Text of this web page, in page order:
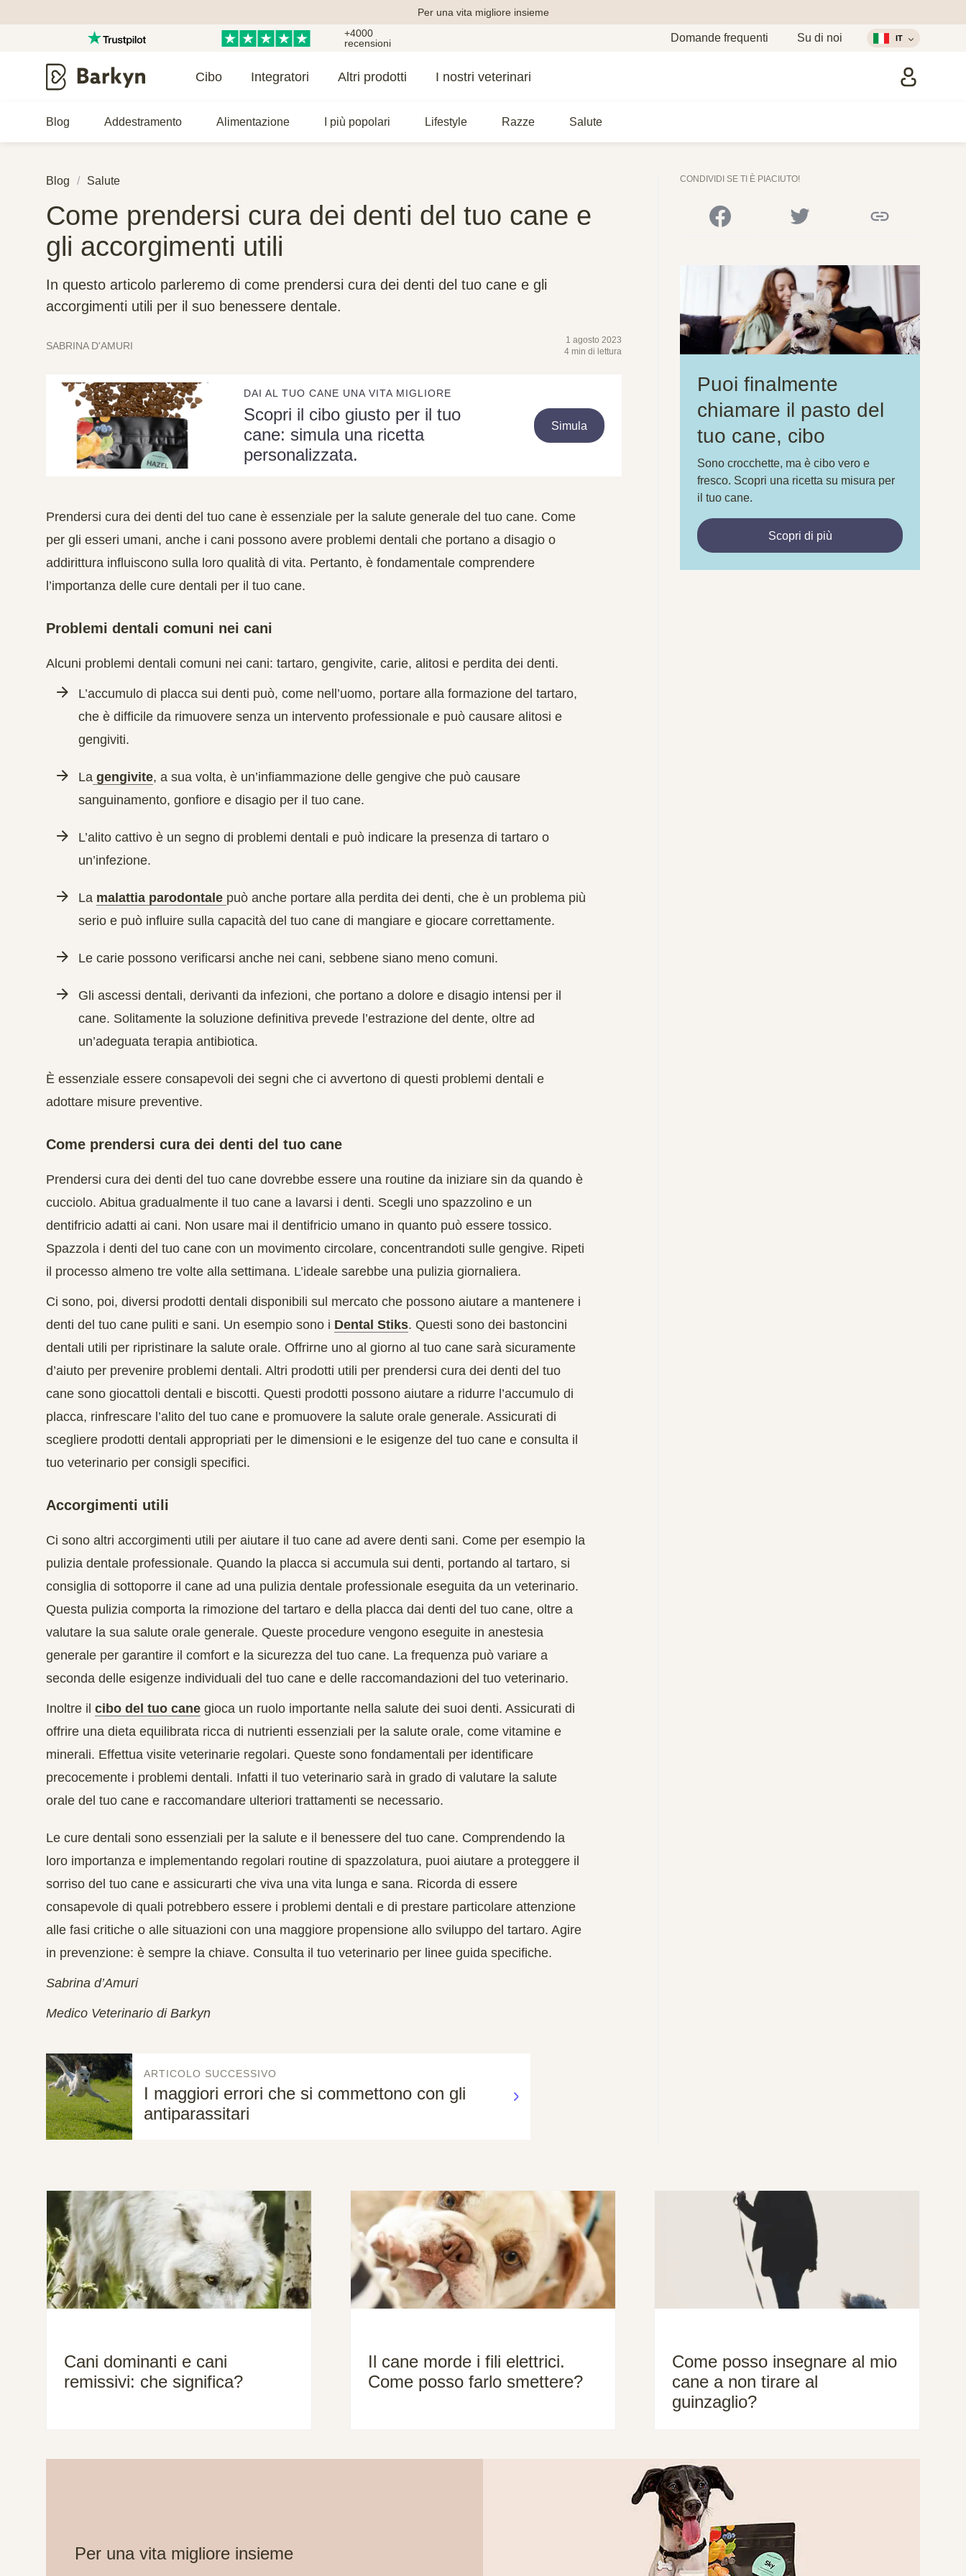
Per una vita migliore insieme
+4000
recensioni
Domande frequenti Su di noi IT
Cibo Integratori Altri prodotti I nostri veterinari
Blog Addestramento Alimentazione I più popolari Lifestyle Razze Salute
Blog Salute
Come prendersi cura dei denti del tuo cane e
gli accorgimenti utili
In questo articolo parleremo di come prendersi cura dei denti del tuo cane e gli
accorgimenti utili per il suo benessere dentale.
SABRINA D'AMURI
1 agosto 2023
4 min di lettura
DAI AL TUO CANE UNA VITA MIGLIORE
Scopri il cibo giusto per il tuo
cane: simula una ricetta
personalizzata.
Simula
Prendersi cura dei denti del tuo cane è essenziale per la salute generale del tuo cane. Come
per gli esseri umani, anche i cani possono avere problemi dentali che portano a disagio o
addirittura influiscono sulla loro qualità di vita. Pertanto, è fondamentale comprendere
l’importanza delle cure dentali per il tuo cane.
Problemi dentali comuni nei cani
Alcuni problemi dentali comuni nei cani: tartaro, gengivite, carie, alitosi e perdita dei denti.
L’accumulo di placca sui denti può, come nell’uomo, portare alla formazione del tartaro,
che è difficile da rimuovere senza un intervento professionale e può causare alitosi e
gengiviti.
La gengivite, a sua volta, è un’infiammazione delle gengive che può causare
sanguinamento, gonfiore e disagio per il tuo cane.
L’alito cattivo è un segno di problemi dentali e può indicare la presenza di tartaro o
un’infezione.
La malattia parodontale può anche portare alla perdita dei denti, che è un problema più
serio e può influire sulla capacità del tuo cane di mangiare e giocare correttamente.
Le carie possono verificarsi anche nei cani, sebbene siano meno comuni.
Gli ascessi dentali, derivanti da infezioni, che portano a dolore e disagio intensi per il
cane. Solitamente la soluzione definitiva prevede l’estrazione del dente, oltre ad
un’adeguata terapia antibiotica.
È essenziale essere consapevoli dei segni che ci avvertono di questi problemi dentali e
adottare misure preventive.
Come prendersi cura dei denti del tuo cane
Prendersi cura dei denti del tuo cane dovrebbe essere una routine da iniziare sin da quando è
cucciolo. Abitua gradualmente il tuo cane a lavarsi i denti. Scegli uno spazzolino e un
dentifricio adatti ai cani. Non usare mai il dentifricio umano in quanto può essere tossico.
Spazzola i denti del tuo cane con un movimento circolare, concentrandoti sulle gengive. Ripeti
il ​​processo almeno tre volte alla settimana. L’ideale sarebbe una pulizia giornaliera.
Ci sono, poi, diversi prodotti dentali disponibili sul mercato che possono aiutare a mantenere i
denti del tuo cane puliti e sani. Un esempio sono i Dental Stiks. Questi sono dei bastoncini
dentali utili per ripristinare la salute orale. Offrirne uno al giorno al tuo cane sarà sicuramente
d’aiuto per prevenire problemi dentali. Altri prodotti utili per prendersi cura dei denti del tuo
cane sono giocattoli dentali e biscotti. Questi prodotti possono aiutare a ridurre l’accumulo di
placca, rinfrescare l’alito del tuo cane e promuovere la salute orale generale. Assicurati di
scegliere prodotti dentali appropriati per le dimensioni e le esigenze del tuo cane e consulta il
tuo veterinario per consigli specifici.
Accorgimenti utili
Ci sono altri accorgimenti utili per aiutare il tuo cane ad avere denti sani. Come per esempio la
pulizia dentale professionale. Quando la placca si accumula sui denti, portando al tartaro, si
consiglia di sottoporre il cane ad una pulizia dentale professionale eseguita da un veterinario.
Questa pulizia comporta la rimozione del tartaro e della placca dai denti del tuo cane, oltre a
valutare la sua salute orale generale. Queste procedure vengono eseguite in anestesia
generale per garantire il comfort e la sicurezza del tuo cane. La frequenza può variare a
seconda delle esigenze individuali del tuo cane e delle raccomandazioni del tuo veterinario.
Inoltre il cibo del tuo cane gioca un ruolo importante nella salute dei suoi denti. Assicurati di
offrire una dieta equilibrata ricca di nutrienti essenziali per la salute orale, come vitamine e
minerali. Effettua visite veterinarie regolari. Queste sono fondamentali per identificare
precocemente i problemi dentali. Infatti il tuo veterinario sarà in grado di valutare la salute
orale del tuo cane e raccomandare ulteriori trattamenti se necessario.
Le cure dentali sono essenziali per la salute e il benessere del tuo cane. Comprendendo la
loro importanza e implementando regolari routine di spazzolatura, puoi aiutare a proteggere il
sorriso del tuo cane e assicurarti che viva una vita lunga e sana. Ricorda di essere
consapevole di quali potrebbero essere i problemi dentali e di prestare particolare attenzione
alle fasi critiche o alle situazioni con una maggiore propensione allo sviluppo del tartaro. Agire
in prevenzione: è sempre la chiave. Consulta il tuo veterinario per linee guida specifiche.
Sabrina d’Amuri
Medico Veterinario di Barkyn
ARTICOLO SUCCESSIVO
I maggiori errori che si commettono con gli
antiparassitari
CONDIVIDI SE TI È PIACIUTO!
Puoi finalmente
chiamare il pasto del
tuo cane, cibo
Sono crocchette, ma è cibo vero e
fresco. Scopri una ricetta su misura per
il tuo cane.
Scopri di più
Cani dominanti e cani
remissivi: che significa?
Il cane morde i fili elettrici.
Come posso farlo smettere?
Come posso insegnare al mio
cane a non tirare al
guinzaglio?
Per una vita migliore insieme